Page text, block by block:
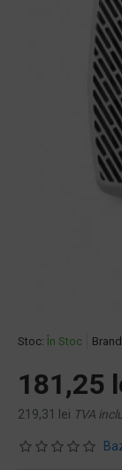
Stoc: În Stoc
181,25
219,31 lei TVA